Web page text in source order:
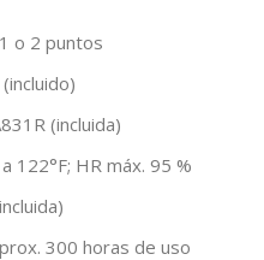
o 2 puntos
(incluida)
122°F; HR máx. 95 %
300 horas de uso